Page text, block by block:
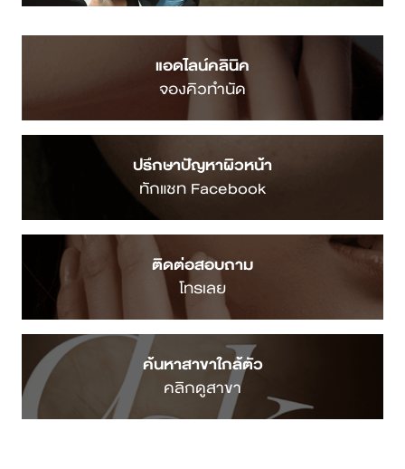
แอดไลน์คลินิค
จองคิวทำนัด
ปรึกษาปัญหาผิวหน้า
ทักแชท Facebook
ติดต่อสอบถาม
โทรเลย
ค้นหาสาขาใกล้ตัว
คลิกดูสาขา